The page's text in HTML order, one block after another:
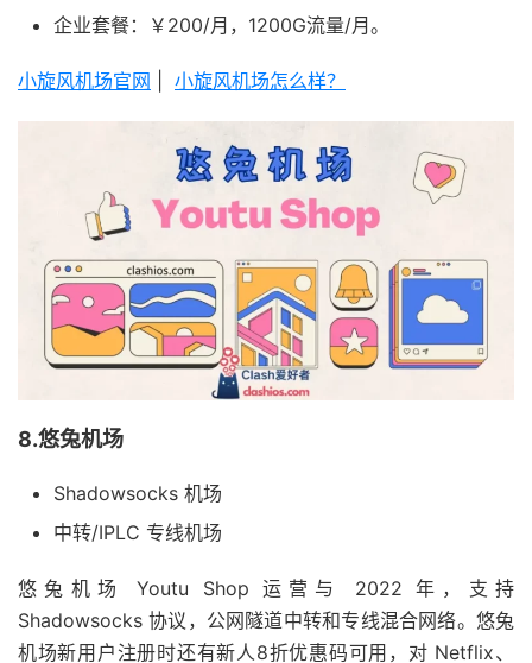
企业套餐：￥200/月，1200G流量/月。
小旋风机场官网 小旋风机场怎么样？
8.悠兔机场
Shadowsocks 机场
中转/IPLC 专线机场
悠兔机场 Youtu Shop 运营与 2022 年，支持
Shadowsocks 协议，公网隧道中转和专线混合网络。悠兔
机场新用户注册时还有新人8折优惠码可用，对 Netflix、